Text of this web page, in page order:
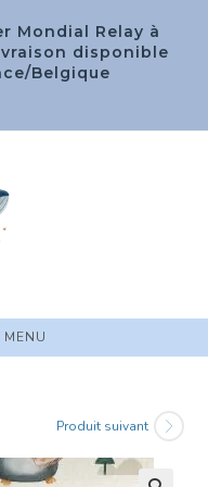
Mondial Relay à
disponible
Belgique
MENU
Produit suivant